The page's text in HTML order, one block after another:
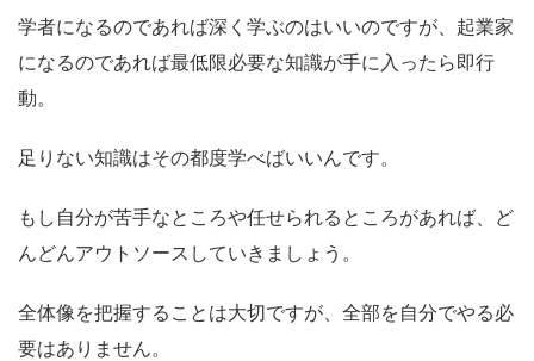
学者になるのであれば深く学ぶのはいいのですが、起業家
になるのであれば最低限必要な知識が手に入ったら即行
動。
足りない知識はその都度学べばいいんです。
もし自分が苦手なところや任せられるところがあれば、ど
んどんアウトソースしていきましょう。
全体像を把握することは大切ですが、全部を自分でやる必
要はありません。